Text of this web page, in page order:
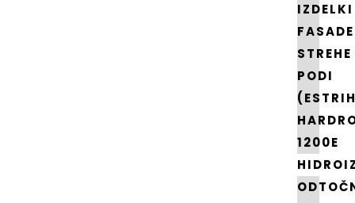
IZDELKI
FASADE
STREHE
PODI
1200E